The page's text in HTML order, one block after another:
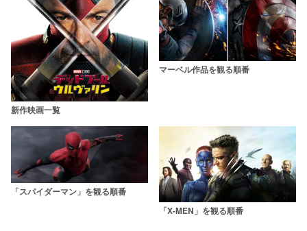
新作映画一覧
マーベル作品を観る順番
「スパイダーマン」を観る順番
「X-MEN」を観る順番